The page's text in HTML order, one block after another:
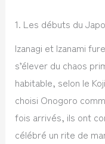
1. Les débuts du
Izanagi et Izanami
s’élever du chaos
habitable, selon le
choisi Onogoro
fois arrivés, ils ont
célébré un rite de